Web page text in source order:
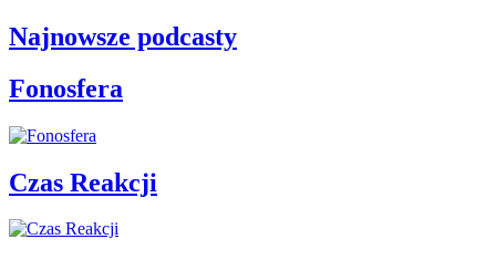
Najnowsze podcasty
Fonosfera
Czas Reakcji